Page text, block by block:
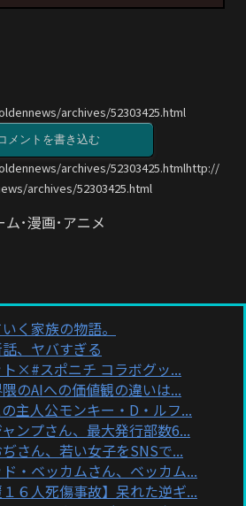
archives/52303425.html
メントを書き込む
archives/52303425.htmlhttp://
archives/52303425.html
ム･漫画･アニメ
く家族の物語。
、ヤバすぎる
×#スポニチ コラボグッ...
のAIへの価値観の違いは...
主人公モンキー・D・ルフ...
ャンプさん、最大発行部数6...
ぢさん、若い女子をSNSで...
ド・ベッカムさん、ベッカム...
１６人死傷事故】呆れた逆ギ...